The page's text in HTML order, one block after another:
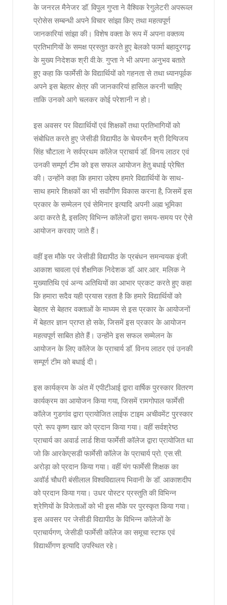
के जनरल मैनेजर डॉ. विपुल गुप्ता ने वैश्विक रेगुलेटरी अपरूव्ल
प्रोसेस सम्बन्धी अपने विचार सांझा किए तथा महत्वपूर्ण
जानकारियां सांझा की। विशेष वक्ता के रूप में अपना वक्तव्य
प्रतिभागियों के समक्ष प्रस्तुत करते हुए बेलको फार्मा बहादुरगढ़
के मुख्य निदेशक श्री वी.के. गुप्ता ने भी अपना अनुभव बताते
हुए कहा कि फार्मेसी के विद्यार्थियों को गहनता से तथा ध्यानपूर्वक
अपने इस बेहतर क्षेत्र की जानकारियां हासिल करनी चाहिए
ताकि उनको आगे चलकर कोई परेशानी न हो।
इस अवसर पर विद्यार्थियों एवं शिक्षकों तथा प्रतिभागियों को
संबोधित करते हुए जेसीडी विद्यापीठ के चेयरमैन श्री दिग्विजय
सिंह चौटाला ने सर्वप्रथम कॉलेज प्राचार्य डॉ. विनय लाठर एवं
उनकी सम्पूर्ण टीम को इस सफल आयोजन हेतु बधाई प्रेषित
की। उन्होंने कहा कि हमारा उद्देश्य हमारे विद्यार्थियों के साथ-
साथ हमारे शिक्षकों का भी सर्वांगीण विकास करना है, जिसमें इस
प्रकार के सम्मेलन एवं सेमिनार इत्यादि अपनी अह्म भूमिका
अदा करते है, इसलिए विभिन्न कॉलेजों द्वारा समय-समय पर ऐसे
आयोजन करवाए जाते हैं।
वहीं इस मौके पर जेसीडी विद्यापीठ के प्रबंधन समन्वयक इंजी.
आकाश चावला एवं शैक्षणिक निदेशक डॉ. आर.आर. मलिक ने
मुख्यातिथि एवं अन्य अतिथियों का आभार प्रकट करते हुए कहा
कि हमारा सदैव यही प्रयास रहता है कि हमारे विद्यार्थियों को
बेहतर से बेहतर वक्ताओं के माध्यम से इस प्रकार के आयोजनों
में बेहतर ज्ञान प्राप्त हो सके, जिसमें इस प्रकार के आयोजन
महत्वपूर्ण साबित होते हैं। उन्होंने इस सफल सम्मेलन के
आयोजन के लिए कॉलेज के प्राचार्य डॉ. विनय लाठर एवं उनकी
सम्पूर्ण टीम को बधाई दी।
इस कार्यक्रम के अंत में एपीटीआई द्वारा वार्षिक पुरस्कार वितरण
कार्यक्रम का आयोजन किया गया, जिसमें रामगोपाल फार्मेसी
कॉलेज गुडगांव द्वारा प्रायोजित लाईफ टाइम अचीवमेंट पुरस्कार
प्रो. रूप कृष्ण खार को प्रदान किया गया। वहीं सर्वश्रेष्ठ
प्राचार्य का अवार्ड लार्ड शिवा फार्मेसी कॉलेज द्वारा प्रायोजित था
जो कि आरकेएसडी फार्मेसी कॉलेज के प्राचार्य प्रो. एस.सी.
अरोड़ा को प्रदान किया गया। वहीं यंग फार्मेसी शिक्षक का
अवॉर्ड चौधरी बंसीलाल विश्वविद्यालय भिवानी के डॉ. आकाशदीप
को प्रदान किया गया। उधर पोस्टर प्रस्तुति की विभिन्न
श्रेणियों के विजेताओं को भी इस मौके पर पुरस्कृत किया गया।
इस अवसर पर जेसीडी विद्यापीठ के विभिन्न कॉलेजों के
प्राचार्यगण, जेसीडी फार्मेसी कॉलेज का समूचा स्टाफ एवं
विद्यार्थीगण इत्यादि उपस्थित रहे।